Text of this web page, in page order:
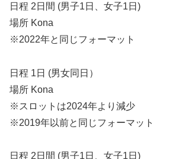
日程 2日間 (男子1日、女子1日)
場所 Kona
※2022年と同じフォーマット
日程 1日 (男女同日）
場所 Kona
※スロットは2024年より減少
※2019年以前と同じフォーマット
日程 2日間 (男子1日、女子1日)